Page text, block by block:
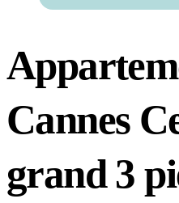
Cannes
grand 3